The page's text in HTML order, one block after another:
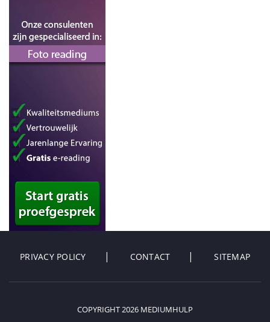
PRIVACY POLICY CONTACT SITEMAP
COPYRIGHT 2026 MEDIUMHULP